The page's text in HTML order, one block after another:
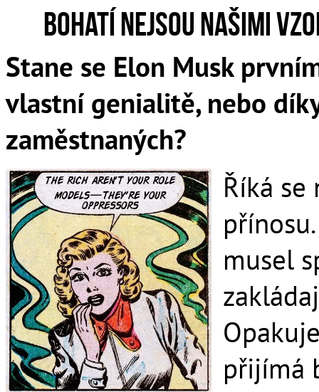
Bohatí nejsou našimi
Stane se Elon Musk
vlastní genialitě, nebo
zaměstnaných?
Říká
musel
přijímá